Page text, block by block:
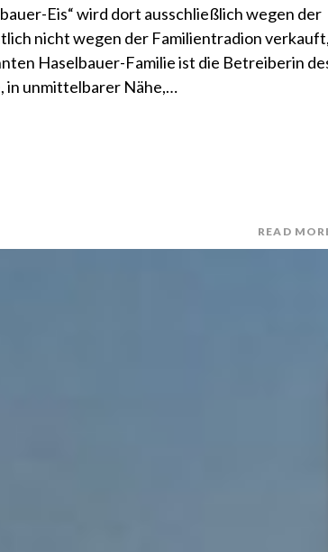
Eis“ wird dort ausschließlich wegen der
nicht wegen der Familientradion
Haselbauer-Familie ist die Betreiberin
in unmittelbarer Nähe,…
READ